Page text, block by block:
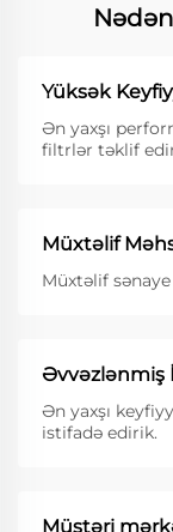
Yüksək
Ən yaxşı
filtrlər təklif
Müxtəlif
Müxtəlif
Əvvəzlənmiş
Ən yaxşı
istifadə edirik.
Müştəri